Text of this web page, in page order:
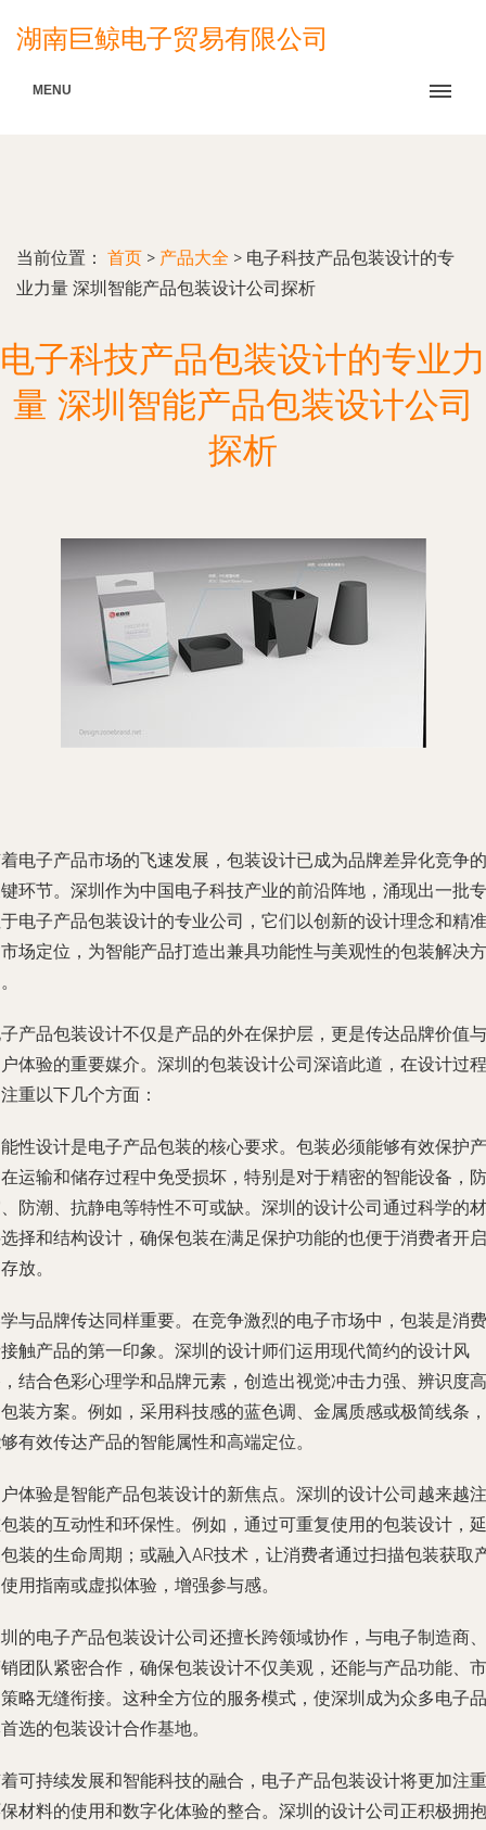
湖南巨鲸电子贸易有限公司
MENU
当前位置： 首页 > 产品大全 > 电子科技产品包装设计的专
业力量 深圳智能产品包装设计公司探析
电子科技产品包装设计的专业力
量 深圳智能产品包装设计公司
探析
电子产品市场的飞速发展，包装设计已成为品牌差异化竞争的
环节。深圳作为中国电子科技产业的前沿阵地，涌现出一批专
电子产品包装设计的专业公司，它们以创新的设计理念和精准
场定位，为智能产品打造出兼具功能性与美观性的包装解决方
产品包装设计不仅是产品的外在保护层，更是传达品牌价值与
体验的重要媒介。深圳的包装设计公司深谙此道，在设计过程
重以下几个方面：
性设计是电子产品包装的核心要求。包装必须能够有效保护产
运输和储存过程中免受损坏，特别是对于精密的智能设备，防
防潮、抗静电等特性不可或缺。深圳的设计公司通过科学的材
择和结构设计，确保包装在满足保护功能的也便于消费者开启
放。
与品牌传达同样重要。在竞争激烈的电子市场中，包装是消费
触产品的第一印象。深圳的设计师们运用现代简约的设计风
结合色彩心理学和品牌元素，创造出视觉冲击力强、辨识度高
装方案。例如，采用科技感的蓝色调、金属质感或极简线条，
有效传达产品的智能属性和高端定位。
体验是智能产品包装设计的新焦点。深圳的设计公司越来越注
装的互动性和环保性。例如，通过可重复使用的包装设计，延
装的生命周期；或融入AR技术，让消费者通过扫描包装获取
用指南或虚拟体验，增强参与感。
的电子产品包装设计公司还擅长跨领域协作，与电子制造商、
团队紧密合作，确保包装设计不仅美观，还能与产品功能、市
略无缝衔接。这种全方位的服务模式，使深圳成为众多电子品
选的包装设计合作基地。
可持续发展和智能科技的融合，电子产品包装设计将更加注重
材料的使用和数字化体验的整合。深圳的设计公司正积极拥抱